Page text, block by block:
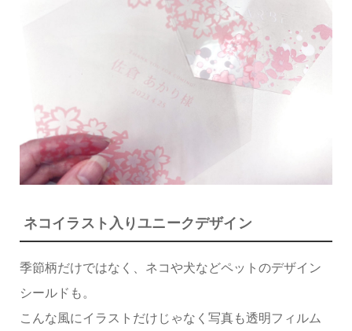
ネコイラスト入りユニークデザイン
季節柄だけではなく、ネコや犬などペットのデザイン
シールドも。
こんな風にイラストだけじゃなく写真も透明フィルム